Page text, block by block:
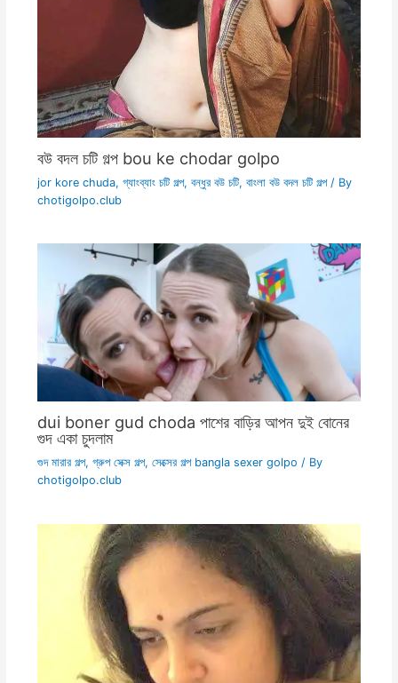
বউ বদল চটি গল্প bou ke chodar golpo
jor kore chuda, গ্যাংব্যাং চটি গল্প, বন্ধুর বউ চটি, বাংলা বউ বদল চটি গল্প/ By
chotigolpo.club
dui boner gud choda পাশের বাড়ির আপন দুই বোনের
গুদ একা চুদলাম
গুদ মারার গল্প, গ্রুপ সেক্স গল্প, সেক্সের গল্প bangla sexer golpo / By
chotigolpo.club